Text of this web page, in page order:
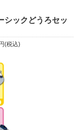
シックどうろセッ
(税込)